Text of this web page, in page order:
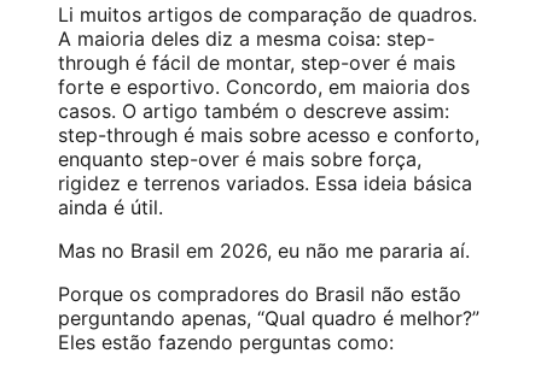
Li muitos artigos de comparação de quadros.
A maioria deles diz a mesma coisa: step-
through é fácil de montar, step-over é mais
forte e esportivo. Concordo, em maioria dos
casos. O artigo também o descreve assim:
step-through é mais sobre acesso e conforto,
enquanto step-over é mais sobre força,
rigidez e terrenos variados. Essa ideia básica
ainda é útil.
Mas no Brasil em 2026, eu não me pararia aí.
Porque os compradores do Brasil não estão
perguntando apenas, “Qual quadro é melhor?”
Eles estão fazendo perguntas como: